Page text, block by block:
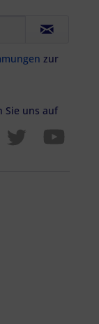
zur
Sie uns auf